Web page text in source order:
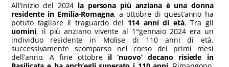
All’inizio del 2024 la persona più anziana è una donna
residente in Emilia-Romagna, a ottobre di quest’anno ha
potuto tagliare il traguardo dei 114 anni di età. Tra gli
uomini, il più anziano vivente al 1°gennaio 2024 era un
individuo residente in Molise di 110 anni di età,
successivamente scomparso nel corso dei primi mesi
dell’anno. A fine ottobre il ‘nuovo’ decano risiede in